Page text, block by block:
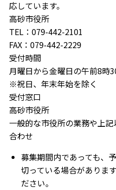
応しています。
高砂市役所
TEL：079-442-2101
FAX：079-442-2229
受付時間
月曜日から金曜日の午前8時
※祝日、年末年始を除く
受付窓口
高砂市役所
一般的な市役所の業務や上
合わせ
募集期間内であっても、
切っている場合がありま
ださい。